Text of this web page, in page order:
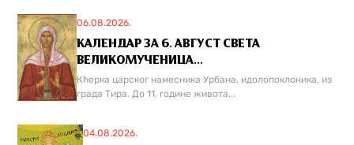
06.08.2026.
КАЛЕНДАР ЗА 6. АВГУСТ СВЕТА
ВЕЛИКОМУЧЕНИЦА...
Кћерка царског намесника Урбана, идолопоклоника, из
града Тира. До 11. године живота...
04.08.2026.